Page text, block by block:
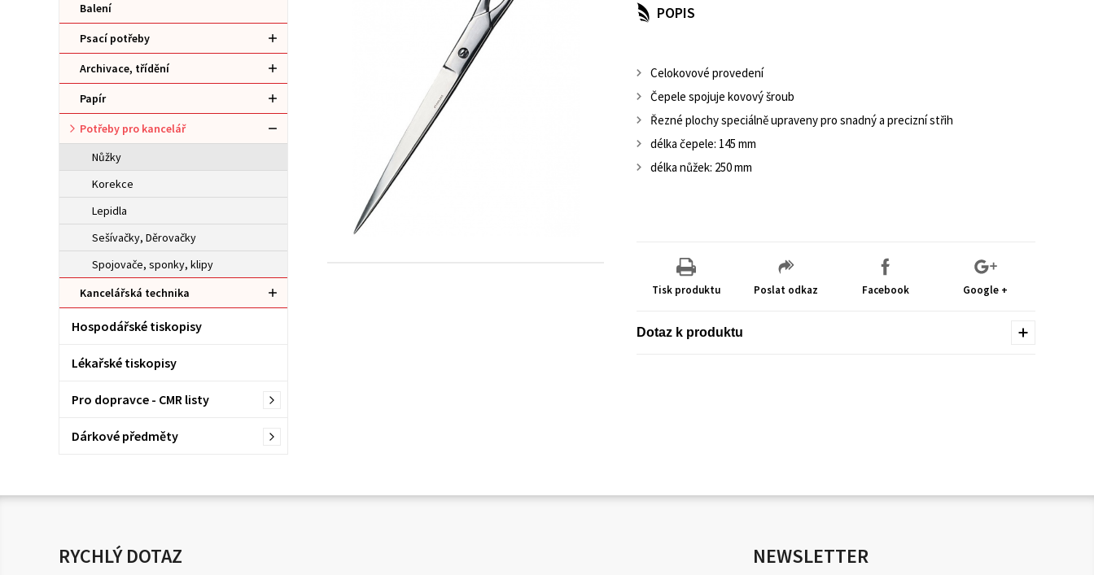
Balení
Psací potřeby
Archivace, třídění
Papír
Potřeby pro kancelář
Nůžky
Korekce
Lepidla
Sešívačky, Děrovačky
Spojovače, sponky, klipy
Kancelářská technika
Hospodářské tiskopisy
Lékařské tiskopisy
Pro dopravce - CMR listy
Dárkové předměty
POPIS
Celokovové provedení
Čepele spojuje kovový šroub
Řezné plochy speciálně upraveny pro snadný a precizní střih
délka čepele: 145 mm
délka nůžek: 250 mm
Tisk produktu Poslat odkaz Facebook Google +
Dotaz k produktu
RYCHLÝ DOTAZ NEWSLETTER